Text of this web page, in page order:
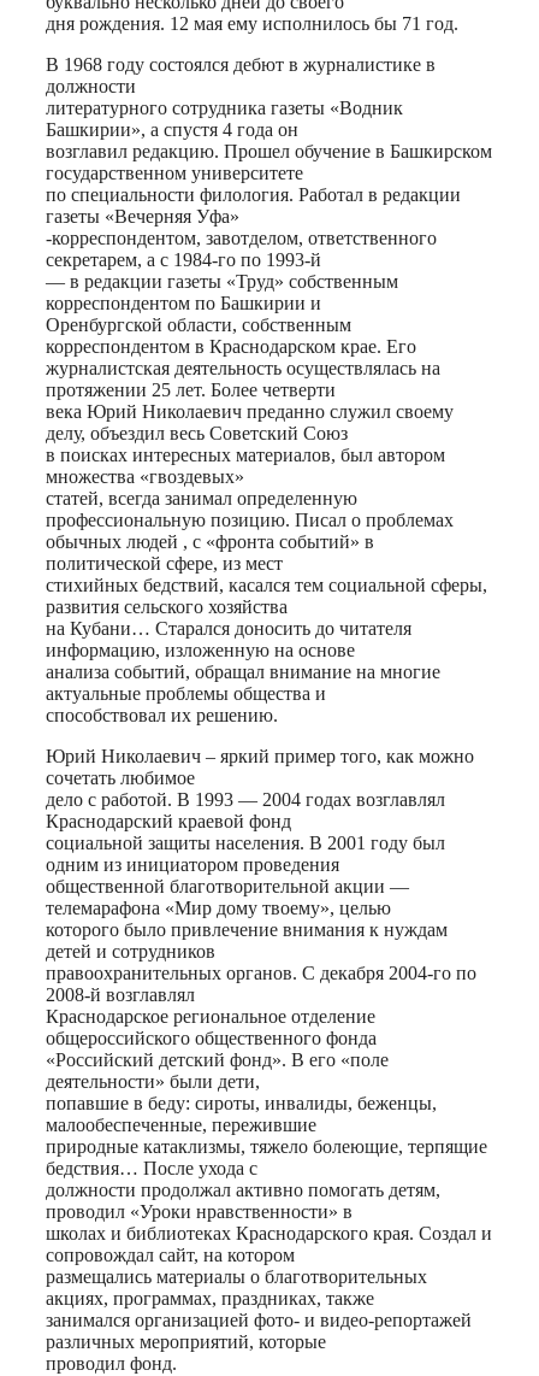
дня рождения. 12 мая ему исполнилось бы 71 год.
В 1968 году состоялся дебют в журналистике в
должности
литературного сотрудника газеты «Водник
Башкирии», а спустя 4 года он
возглавил редакцию. Прошел обучение в Башкирском
государственном университете
по специальности филология. Работал в редакции
газеты «Вечерняя Уфа»
-корреспондентом, завотделом, ответственного
секретарем, а с 1984-го по 1993-й
— в редакции газеты «Труд» собственным
корреспондентом по Башкирии и
Оренбургской области, собственным
корреспондентом в Краснодарском крае. Его
журналистская деятельность осуществлялась на
протяжении 25 лет. Более четверти
века Юрий Николаевич преданно служил своему
делу, объездил весь Советский Союз
в поисках интересных материалов, был автором
множества «гвоздевых»
статей, всегда занимал определенную
профессиональную позицию. Писал о проблемах
обычных людей , с «фронта событий» в
политической сфере, из мест
стихийных бедствий, касался тем социальной сферы,
развития сельского хозяйства
на Кубани… Старался доносить до читателя
информацию, изложенную на основе
анализа событий, обращал внимание на многие
актуальные проблемы общества и
способствовал их решению.
Юрий Николаевич – яркий пример того, как можно
сочетать любимое
дело с работой. В 1993 — 2004 годах возглавлял
Краснодарский краевой фонд
социальной защиты населения. В 2001 году был
одним из инициатором проведения
общественной благотворительной акции —
телемарафона «Мир дому твоему», целью
которого было привлечение внимания к нуждам
детей и сотрудников
правоохранительных органов. С декабря 2004-го по
2008-й возглавлял
Краснодарское региональное отделение
общероссийского общественного фонда
«Российский детский фонд». В его «поле
деятельности» были дети,
попавшие в беду: сироты, инвалиды, беженцы,
малообеспеченные, пережившие
природные катаклизмы, тяжело болеющие, терпящие
бедствия… После ухода с
должности продолжал активно помогать детям,
проводил «Уроки нравственности» в
школах и библиотеках Краснодарского края. Создал и
сопровождал сайт, на котором
размещались материалы о благотворительных
акциях, программах, праздниках, также
занимался организацией фото- и видео-репортажей
различных мероприятий, которые
проводил фонд.